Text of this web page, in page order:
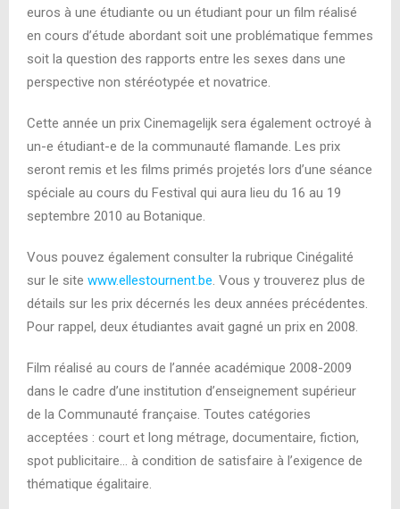
euros à une étudiante ou un étudiant pour un film réalisé
en cours d’étude abordant soit une problématique femmes
soit la question des rapports entre les sexes dans une
perspective non stéréotypée et novatrice.
Cette année un prix Cinemagelijk sera également octroyé à
un-e étudiant-e de la communauté flamande. Les prix
seront remis et les films primés projetés lors d’une séance
spéciale au cours du Festival qui aura lieu du 16 au 19
septembre 2010 au Botanique.
Vous pouvez également consulter la rubrique Cinégalité
sur le site www.ellestournent.be. Vous y trouverez plus de
détails sur les prix décernés les deux années précédentes.
Pour rappel, deux étudiantes avait gagné un prix en 2008.
Film réalisé au cours de l’année académique 2008-2009
dans le cadre d’une institution d’enseignement supérieur
de la Communauté française. Toutes catégories
acceptées : court et long métrage, documentaire, fiction,
spot publicitaire… à condition de satisfaire à l’exigence de
thématique égalitaire.